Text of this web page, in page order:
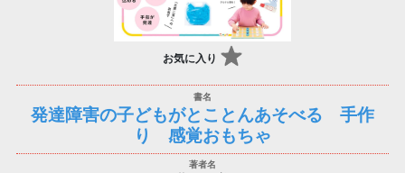
お気に入り
発達障害の子どもがとことんあそべる 手作
り 感覚おもちゃ